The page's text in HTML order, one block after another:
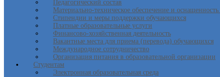
Педагогический состав
Материально-техническое обеспечение и
Стипендии и меры поддержки обучающихся
Платные образовательные услуги
Финансово-хозяйственная деятельность
Вакантные места для приема (перевода) обучающихся
Международное сотрудничество
Организация питания в образовательной организации
Студентам
Электронная образовательная среда